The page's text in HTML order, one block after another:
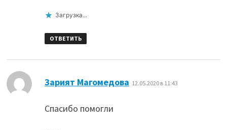
Загрузка...
ОТВЕТИТЬ
Зарият Магомедова 12.05.2020 в 11:43
Спасибо помогли